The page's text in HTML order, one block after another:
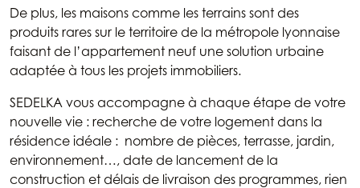
De plus, les maisons comme les terrains sont des
produits rares sur le territoire de la métropole lyonnaise
faisant de l’appartement neuf une solution urbaine
adaptée à tous les projets immobiliers.
SEDELKA vous accompagne à chaque étape de votre
nouvelle vie : recherche de votre logement dans la
résidence idéale : nombre de pièces, terrasse, jardin,
environnement…, date de lancement de la
construction et délais de livraison des programmes, rien